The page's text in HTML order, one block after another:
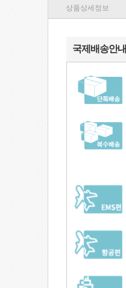
상품상세정보
국제배송안내